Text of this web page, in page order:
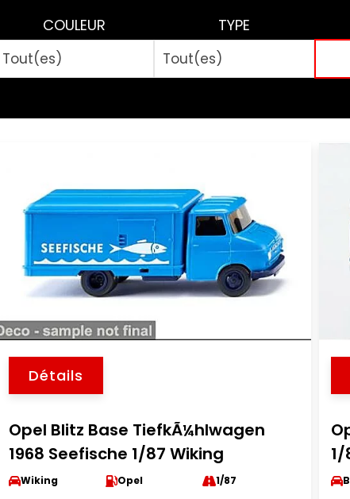
COULEUR
TYPE
Détails
Opel Blitz Base TiefkÃ¼hlwagen
1968 Seefische 1/87 Wiking
Wiking Opel 1/87